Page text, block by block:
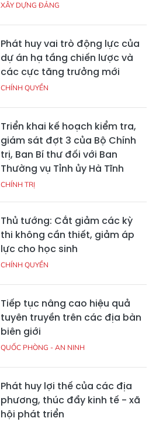
XÂY DỰNG ĐẢNG
Phát huy vai trò động lực của
dự án hạ tầng chiến lược và
các cực tăng trưởng mới
CHÍNH QUYỀN
Triển khai kế hoạch kiểm tra,
giám sát đợt 3 của Bộ Chính
trị, Ban Bí thư đối với Ban
Thường vụ Tỉnh ủy Hà Tĩnh
CHÍNH TRỊ
Thủ tướng: Cắt giảm các kỳ
thi không cần thiết, giảm áp
lực cho học sinh
CHÍNH QUYỀN
Tiếp tục nâng cao hiệu quả
tuyên truyền trên các địa bàn
biên giới
QUỐC PHÒNG - AN NINH
Phát huy lợi thế của các địa
phương, thúc đẩy kinh tế - xã
hội phát triển